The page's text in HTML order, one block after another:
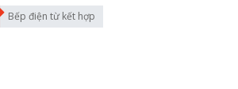
Bếp điện từ kết hợp